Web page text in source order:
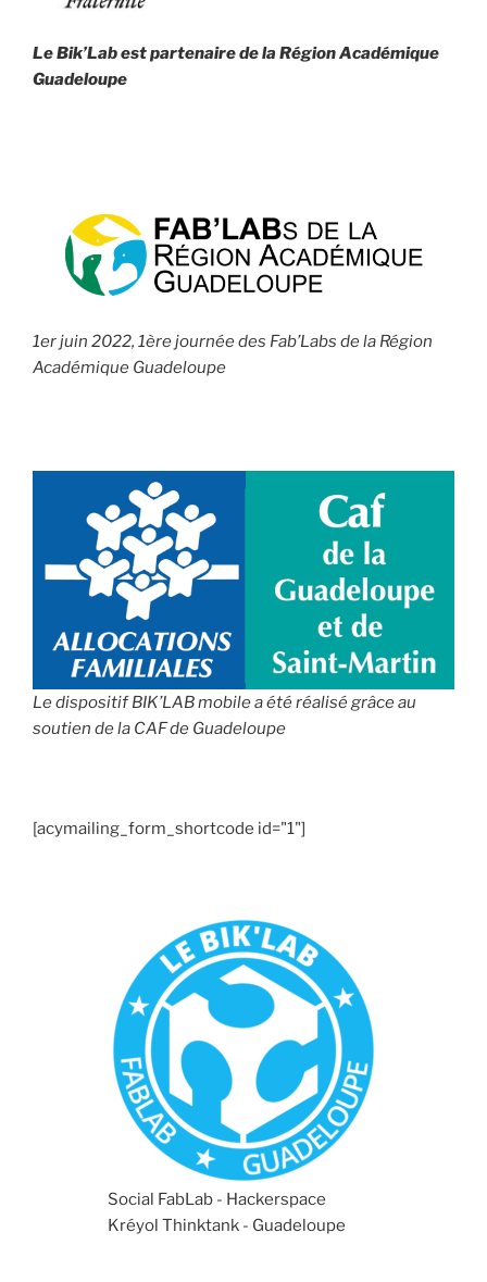
Le Bik’Lab est partenaire de la Région Académique
Guadeloupe
1er juin 2022, 1ère journée des Fab’Labs de la Région
Académique Guadeloupe
Le dispositif BIK’LAB mobile a été réalisé grâce au
soutien de la CAF de Guadeloupe
[acymailing_form_shortcode id="1"]
Social FabLab - Hackerspace
Kréyol Thinktank - Guadeloupe